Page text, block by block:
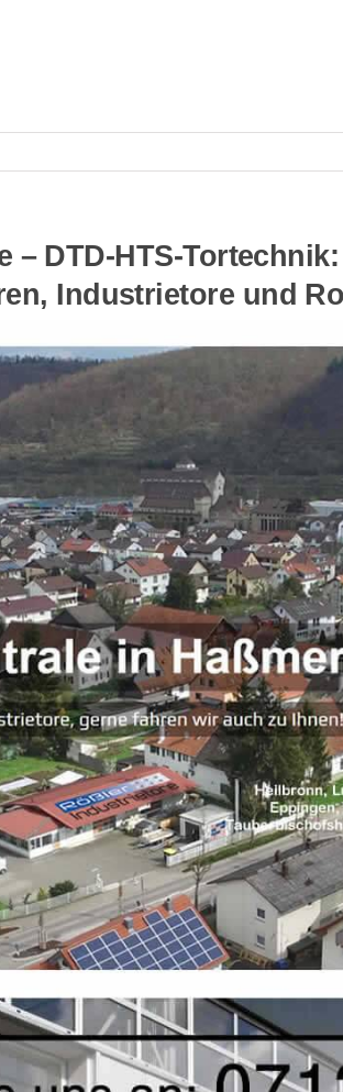
DTD-HTS-
Industrietore und